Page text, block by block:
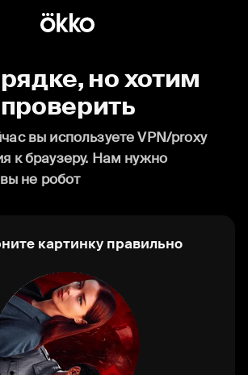
но хотим
вы используете VPN/proxy
к браузеру. Нам нужно
не робот
картинку правильно